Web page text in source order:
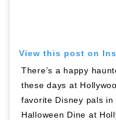
View this post on
There’s a happy
these days at
favorite Disney pals
Halloween Dine at